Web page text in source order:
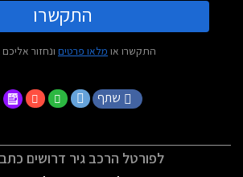
התקשרו
התקשרו או מלאו פרטים ונחזור
שתף
לפורטל הרכב גיר דרושים